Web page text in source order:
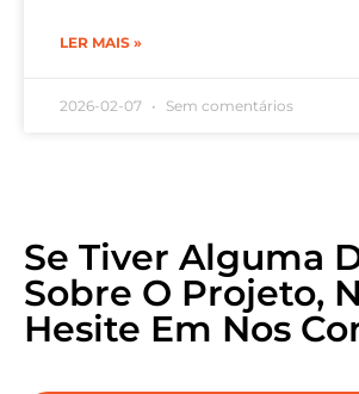
LER MAIS »
2026-02-07 Sem comentários
Se Tiver Alguma
Sobre O Projeto,
Hesite Em Nos